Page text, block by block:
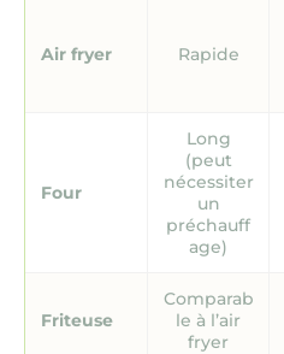
Air fryer Rapide
Four
Long
(peut
nécessiter
un
préchauff
age)
Friteuse
Comparab
le à l’air
fryer